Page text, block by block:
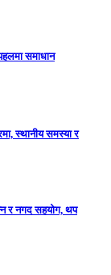
समाधान
स्थानीय समस्या र
र नगद सहयोग, थप